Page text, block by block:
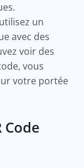
un
avec des
voir des
vous
votre portée